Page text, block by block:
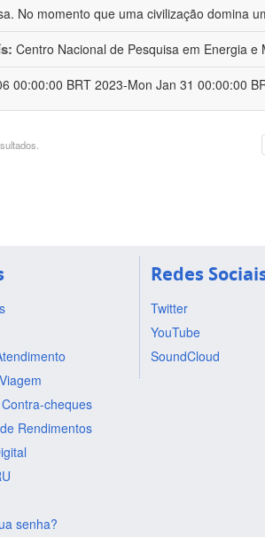
No momento que uma civilização domina
Centro Nacional de Pesquisa em Energia e
00:00:00 BRT 2023-Mon Jan 31 00:00:00
cheques
Rendimentos
senha?
Redes
Twitter
YouTube
SoundCloud